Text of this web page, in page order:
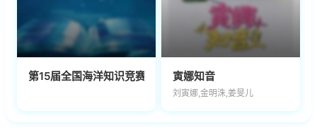
第15届全国海洋知识竞赛总决赛寅娜知音
刘寅娜,金明洙,姜旻儿